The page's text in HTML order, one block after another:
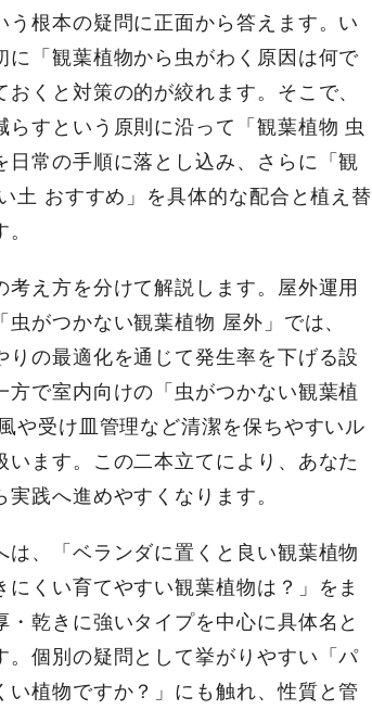
う根本の疑問に正面から答えます。い
に「観葉植物から虫がわく原因は何で
くと対策の的が絞れます。そこで、
らすという原則に沿って「観葉植物 虫
日常の手順に落とし込み、さらに「観
土 おすすめ」を具体的な配合と植え替
考え方を分けて解説します。屋外運用
がつかない観葉植物 屋外」では、
りの最適化を通じて発生率を下げる設
方で室内向けの「虫がつかない観葉植
や受け皿管理など清潔を保ちやすいル
います。この二本立てにより、あなた
践へ進めやすくなります。
は、「ベランダに置くと良い観葉植物
にくい育てやすい観葉植物は？」をま
・乾きに強いタイプを中心に具体名と
。個別の疑問として挙がりやすい「パ
い植物ですか？」にも触れ、性質と管